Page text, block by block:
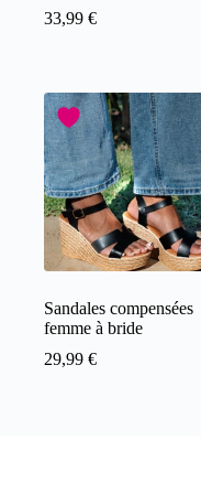
33,99 €
Sandales compensées
femme à bride
29,99 €